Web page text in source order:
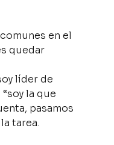
en el
quedar
líder de
la que
pasamos
tarea.